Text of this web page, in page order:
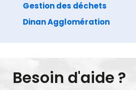
Gestion des déchets
Dinan Agglomération
Besoin d'aide ?